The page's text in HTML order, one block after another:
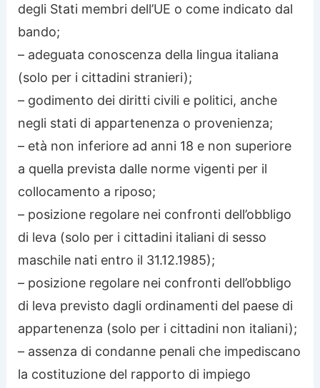
degli Stati membri dell’UE o come indicato dal
bando;
– adeguata conoscenza della lingua italiana
(solo per i cittadini stranieri);
– godimento dei diritti civili e politici, anche
negli stati di appartenenza o provenienza;
– età non inferiore ad anni 18 e non superiore
a quella prevista dalle norme vigenti per il
collocamento a riposo;
– posizione regolare nei confronti dell’obbligo
di leva (solo per i cittadini italiani di sesso
maschile nati entro il 31.12.1985);
– posizione regolare nei confronti dell’obbligo
di leva previsto dagli ordinamenti del paese di
appartenenza (solo per i cittadini non italiani);
– assenza di condanne penali che impediscano
la costituzione del rapporto di impiego